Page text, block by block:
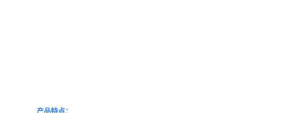
产品特点：